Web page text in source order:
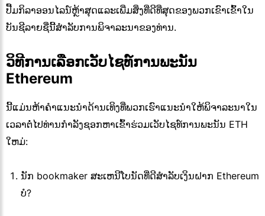
ປື້ມກິລາອອນໄລນ໌ຫຼ້າສຸດແລະເພີ່ມສິ່ງທີ່ດີທີ່ສຸດຂອງພວກເຂົາເຂົ້າໃນ
ບັນຊີລາຍຊື່ນີ້ສໍາລັບການພິຈາລະນາຂອງທ່ານ.
ວິທີການເລືອກເວັບໄຊທ໌ການພະນັນ
Ethereum
ນີ້ແມ່ນຫ້າຄໍາແນະນໍາດ້ານເທິງທີ່ພວກເຮົາແນະນໍາໃຫ້ພິຈາລະນາໃນ
ເວລາຕໍ່ໄປທ່ານກໍາລັງຊອກຫາເຂົ້າຮ່ວມເວັບໄຊທ໌ການພະນັນ ETH
ໃຫມ່:
ນັກ bookmaker ສະເຫນີໂບນັດທີ່ດີສໍາລັບເງິນຝາກ Ethereum
ບໍ?